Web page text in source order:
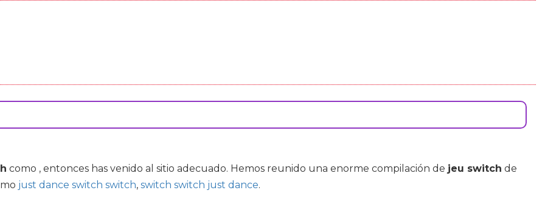
como , entonces has venido al sitio adecuado. Hemos reunido una enorme compilación de jeu switch de
just dance switch switch, switch switch just dance.